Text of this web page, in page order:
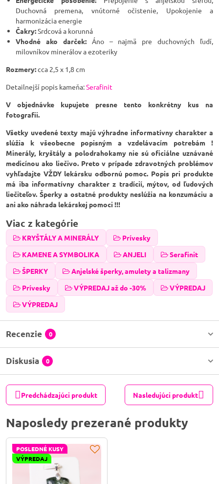
Duchovná premena, vnútorné očistenie, Upokojenie a
harmonizácia energie
Čakry:Srdcová a korunná
Vhodné ako darček:Áno – najmä pre duchovných ľudí,
milovníkov minerálov a ezoteriky
Rozmery:cca 2,5 x 1,8 cm
Detailnejší popis kameňa:Serafinit
V objednávke kupujete presne tento konkrétny kus na
fotografii.
Všetky uvedené texty majú výhradne informatívny charakter a
slúžia k všeobecne popisným a vzdelávacím potrebám !
Minerály, kryštály a polodrahokamy nie sú oficiálne uznávané
medicínou ako liečivo. Preto v prípade zdravotných problémov
vyhľadajte VŽDY lekársku odbornú pomoc. Popis pri produkte
má iba informatívny charakter z tradícií, mýtov, od ľudových
liečiteľov. Šperky a ostatné produkty neslúžia na konzumáciu a
ani ako náhrada lekárskej pomoci !!!
Viac z kategórie
KRYŠTÁLY A MINERÁLY
Prívesky
KAMENE A SYMBOLIKA
ANJELI
Serafinit
ŠPERKY
Anjelské šperky, amulety a talizmany
Prívesky
VÝPREDAJ až do -30%
VÝPREDAJ
VÝPREDAJ
Recenzie 0
Diskusia 0
Predchádzajúci produkt Nasledujúci produkt
Naposledy prezerané produkty
POSLEDNÉ KUSY
VÝPREDAJ